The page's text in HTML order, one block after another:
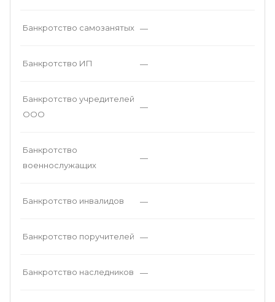
Банкротство самозанятых —
Банкротство ИП —
Банкротство учредителей
ООО
—
Банкротство
военнослужащих
—
Банкротство инвалидов —
Банкротство поручителей —
Банкротство наследников —